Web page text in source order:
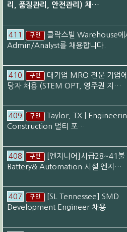
리, 품질관리, 안전관리) 채…
411 구인
클락스빌 Warehouse에
Admin/Analyst를 채용합니다.
410 구인
대기업 MRO 전문 기업
당자 채용 (STEM OPT, 영주권 지…
409 구인
Taylor, TX |
Construction 멀티 포…
408 구인
[엔지니어]시급28~41불
Battery& Automation 시설 엔지…
407 구인
[SL Tennessee] SMD
Development Engineer 채용